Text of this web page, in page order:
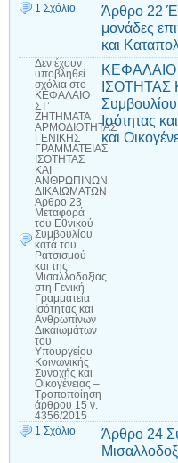
1 Σχόλιο
Άρθρο 22
μονάδες
και
Δεν έχουν
υποβληθεί
σχόλια στο
ΚΕΦΑΛΑΙΟ
ΣΤ’
ΖΗΤΗΜΑΤΑ
ΑΡΜΟΔΙΟΤΗΤΑΣ
ΓΕΝΙΚΗΣ
ΓΡΑΜΜΑΤΕΙΑΣ
ΙΣΟΤΗΤΑΣ
ΚΑΙ
ΑΝΘΡΩΠΙΝΩΝ
ΔΙΚΑΙΩΜΑΤΩΝ
Άρθρο 23
Μεταφορά
του Εθνικού
Συμβουλίου
κατά του
Ρατσισμού
και της
Μισαλλοδοξίας
στη Γενική
Γραμματεία
Ισότητας και
Ανθρωπίνων
Δικαιωμάτων
του
Υπουργείου
Κοινωνικής
Συνοχής και
Οικογένειας –
Τροποποίηση
άρθρου 15 ν.
4356/2015
ΙΣΟΤΗΤΑΣ
Ισότητας
και
1 Σχόλιο
Άρθρο 24